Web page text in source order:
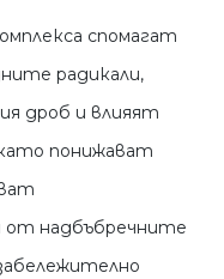
спомагат
радикали,
дроб и влияят
понижават
от надбъбречните